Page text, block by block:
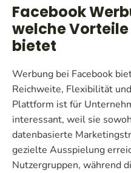
Facebook
welche
bietet
Werbung bei Facebook
Reichweite, Flexibilität
Plattform ist für
interessant, weil sie
datenbasierte
gezielte Ausspielung
Nutzergruppen, während